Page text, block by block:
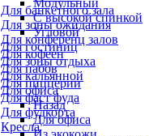
Для банкетного зала
Для зоны ожидания
Для конференц залов
Для кофеен
Для пабов
Для пиццерии
Для фаст фуда
Для фудкорта
Кресла
Модульный
С высокой спинкой
Угловой
Для гостиниц
Для зоны отдыха
Для кальянной
Для офиса
Назад
Для офиса